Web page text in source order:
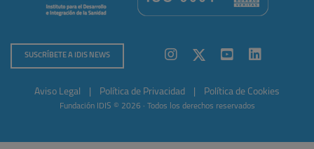
SUSCRÍBETE A IDIS NEWS
Aviso Legal Política de Privacidad Política de Cookies
Fundación IDIS © 2026 · Todos los derechos reservados